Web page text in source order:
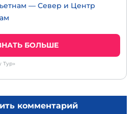
— Север и Центр
БОЛЬШЕ
Тур»
комментарий